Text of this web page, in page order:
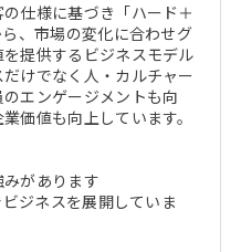
仕様に基づき「ハード＋
、市場の変化に合わせグ
提供するビジネスモデル
けでなく人・カルチャー
エンゲージメントも向
価値も向上しています。
があります
ジネスを展開していま